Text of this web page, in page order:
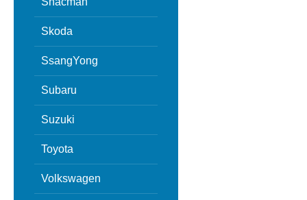
Skoda
SsangYong
Subaru
Suzuki
Toyota
Volkswagen